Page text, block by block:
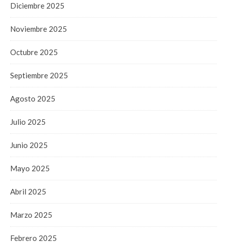
Diciembre 2025
Noviembre 2025
Octubre 2025
Septiembre 2025
Agosto 2025
Julio 2025
Junio 2025
Mayo 2025
Abril 2025
Marzo 2025
Febrero 2025